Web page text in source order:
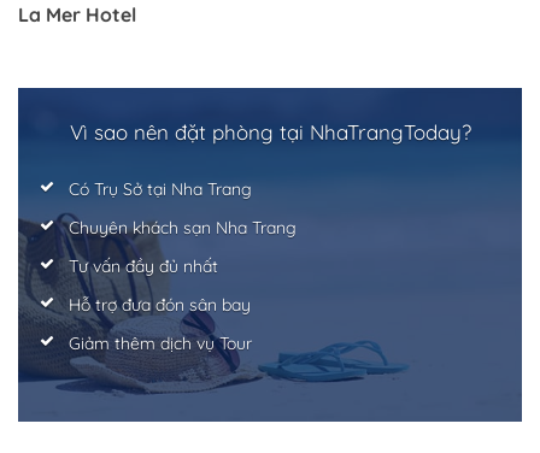
La Mer Hotel
Vì sao nên đặt phòng tại NhaTrangToday?
Có Trụ Sở tại Nha Trang
Chuyên khách sạn Nha Trang
Tư vấn đầy đủ nhất
Hỗ trợ đưa đón sân bay
Giảm thêm dịch vụ Tour